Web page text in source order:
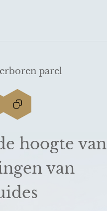
parel
L
i
o
i
hoogte van
van